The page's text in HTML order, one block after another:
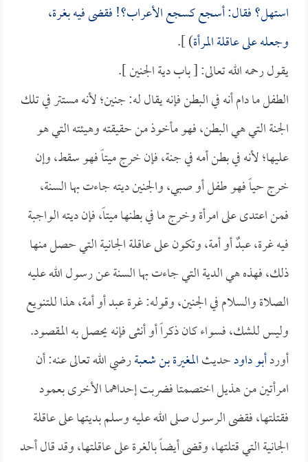
استهل؟ فقال: أسجع كسجع الأعراب؟! فقضى فيه بغرة،
وجعله على عاقلة المرأة) ].
يقول رحمه الله تعالى: [ باب دية الجنين ].
الطفل ما دام أنه في البطن فإنه يقال له: جنين؛ لأنه مستتر في تلك
الجنة التي هي البطن، فهو مأخوذ من حقيقته وهيئته التي هو
عليها؛ لأنه في بطن أمه في جنة، فإن خرج ميتاً فهو سقط، وإن
خرج حياً فهو طفل أو صبي، والجنين ديته جاءت بها السنة،
فمن اعتدى على امرأة وخرج ما في بطنها ميتاً، فإن ديته الواجبة
فيه غرة، عبدٌ أو أمة، وتكون على عاقلة الجانية التي حصل منها
ذلك، فهذه هي الدية التي جاءت بها السنة عن رسول الله عليه
الصلاة والسلام في الجنين، وقوله: غرة عبد أو أمة، هذا للتنويع
وليس للشك، فسواء كان ذكراً أو أنثى فإنه يحصل به المقصود.
أوردأبو داودحديثالمغيرة بن شعبةرضي الله تعالى عنه: أن
امرأتين من هذيل اختصمتا فضربت إحداهما الأخرى بعمود
فقتلتها، فقضى الرسول صلى الله عليه وسلم بديتها على عاقلة
الجانية التي قتلتها، وقضى أيضاً بالغرة على عاقلتها، وقد قال أحد